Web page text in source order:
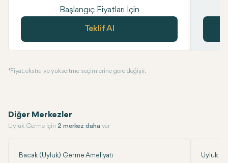
Başlangıç Fiyatları İçin
Teklif Al
* Fiyat, ekstra ve yükseltme seçimlerine göre değişir.
Diğer Merkezler
Uyluk Germe için 2 merkez daha var
Bacak (Uyluk) Germe Ameliyatı Uyluk